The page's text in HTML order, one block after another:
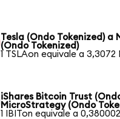
Tesla (Ondo Tokenized) a
(Ondo Tokenized)
1 TSLAon equivale a 3,3072
iShares Bitcoin Trust
MicroStrategy (Ondo
1 IBITon equivale a